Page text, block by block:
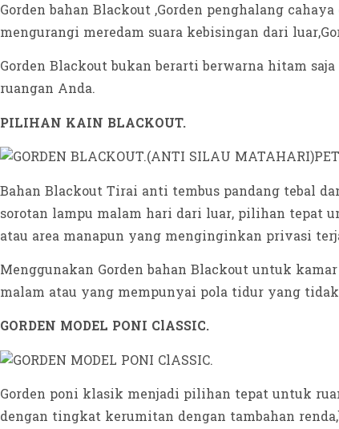
Gorden bahan Blackout ,Gorden penghalang
mengurangi meredam suara kebisingan dari
Gorden Blackout bukan berarti berwarna hitam
ruangan Anda.
PILIHAN KAIN BLACKOUT.
Bahan Blackout Tirai anti tembus pandang tebal
sorotan lampu malam hari dari luar, pilihan tepat
atau area manapun yang menginginkan privasi
Menggunakan Gorden bahan Blackout untuk
malam atau yang mempunyai pola tidur yang
GORDEN MODEL PONI ClASSIC.
Gorden poni klasik menjadi pilihan tepat untuk
dengan tingkat kerumitan dengan tambahan